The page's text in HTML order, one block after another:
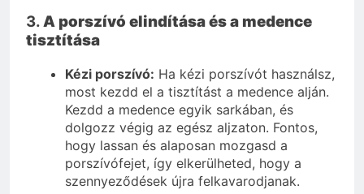
3.A porszívó elindítása és a medence
tisztítása
Kézi porszívó: Ha kézi porszívót használsz,
most kezdd el a tisztítást a medence alján.
Kezdd a medence egyik sarkában, és
dolgozz végig az egész aljzaton. Fontos,
hogy lassan és alaposan mozgasd a
porszívófejet, így elkerülheted, hogy a
szennyeződések újra felkavarodjanak.